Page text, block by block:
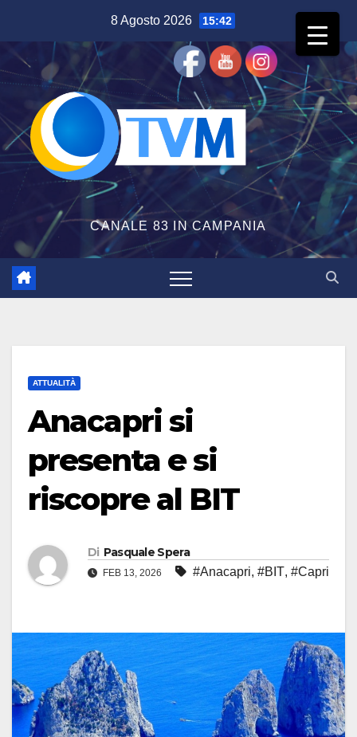
contenuto
8 Agosto 2026 15:42
CANALE 83 IN CAMPANIA
ATTUALITÀ
Anacapri si
presenta e si
riscopre al BIT
Di Pasquale Spera
FEB 13, 2026 #Anacapri, #BIT, #Capri